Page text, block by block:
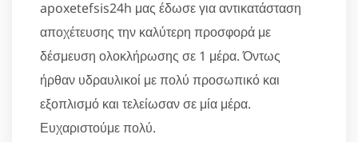
apoxetefsis24h μας έδωσε για αντικατάσταση
αποχέτευσης την καλύτερη προσφορά με
δέσμευση ολοκλήρωσης σε 1 μέρα. Όντως
ήρθαν υδραυλικοί με πολύ προσωπικό και
εξοπλισμό και τελείωσαν σε μία μέρα.
Ευχαριστούμε πολύ.